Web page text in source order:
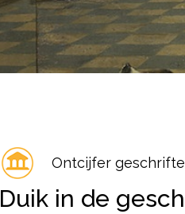
Ontcijfer
Duik in de